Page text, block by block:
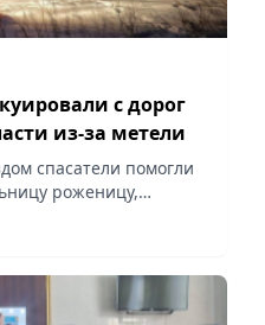
с дорог
из-за метели
спасатели помогли
роженицу,